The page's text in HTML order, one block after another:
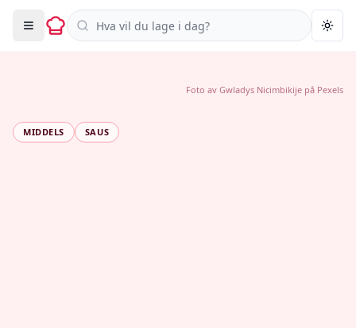
Søk i oppskrifter
MIDDELS SAUS
Foto av Gwladys Nicimbikije på Pexels